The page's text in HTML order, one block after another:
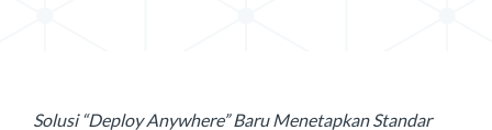
Solusi “Deploy Anywhere” Baru Menetapkan Standar